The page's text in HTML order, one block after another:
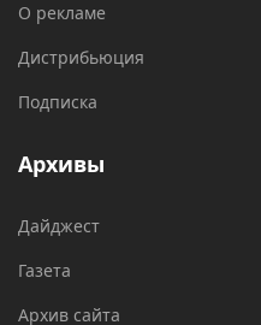
О рекламе
Дистрибьюция
Подписка
Архивы
Дайджест
Газета
Архив сайта